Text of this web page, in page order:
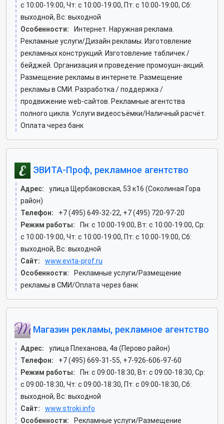
c 10:00-19:00, Чт: c 10:00-19:00, Пт: c 10:00-19:00, Сб:
выходной, Вс: выходной
Особенности:
Интернет. Наружная реклама.
Рекламные услуги/Дизайн рекламы. Изготовление
рекламных конструкций. Изготовление табличек /
бейджей. Организация и проведение промоушн-акций.
Размещение рекламы в интернете. Размещение
рекламы в СМИ. Разработка / поддержка /
продвижение web-сайтов. Рекламные агентства
полного цикла. Услуги видеосъёмки/Наличный расчёт.
Оплата через банк
ЭВИТА-Проф, рекламное агентство
Адрес:
улица Щербаковская, 53 к16 (Соколиная Гора
район)
Телефон:
+7 (495) 649-32-22, +7 (495) 720-97-20
Режим работы:
Пн: c 10:00-19:00, Вт: c 10:00-19:00, Ср:
c 10:00-19:00, Чт: c 10:00-19:00, Пт: c 10:00-19:00, Сб:
выходной, Вс: выходной
Сайт:
www.evita-prof.ru
Особенности:
Рекламные услуги/Размещение
рекламы в СМИ/Оплата через банк
Магазин рекламы, рекламное агентство
Адрес:
улица Плеханова, 4а (Перово район)
Телефон:
+7 (495) 669-31-55, +7-926-606-97-60
Режим работы:
Пн: c 09:00-18:30, Вт: c 09:00-18:30, Ср:
c 09:00-18:30, Чт: c 09:00-18:30, Пт: c 09:00-18:30, Сб:
выходной, Вс: выходной
Сайт:
www.stroki.info
Особенности:
Рекламные услуги/Размещение